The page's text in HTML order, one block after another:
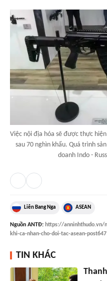
Việc nội địa hóa sẽ được thực
sau 70 nghìn khẩu. Quá trình
doanh Indo -
Liên Bang Nga ASEAN
Nguồn ANTĐ: https://anninhthudo.vn/
khi-ca-nhan-cho-doi-tac-asean-
TIN KHÁC